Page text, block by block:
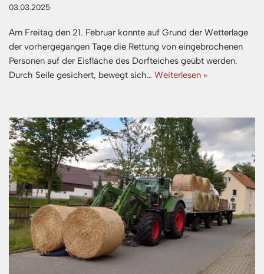
03.03.2025
Am Freitag den 21. Februar konnte auf Grund der Wetterlage
der vorhergegangen Tage die Rettung von eingebrochenen
Personen auf der Eisfläche des Dorfteiches geübt werden.
Durch Seile gesichert, bewegt sich… Weiterlesen »